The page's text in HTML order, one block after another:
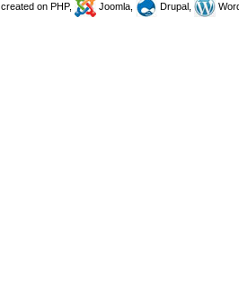
, created on PHP, Joomla, Drupal,